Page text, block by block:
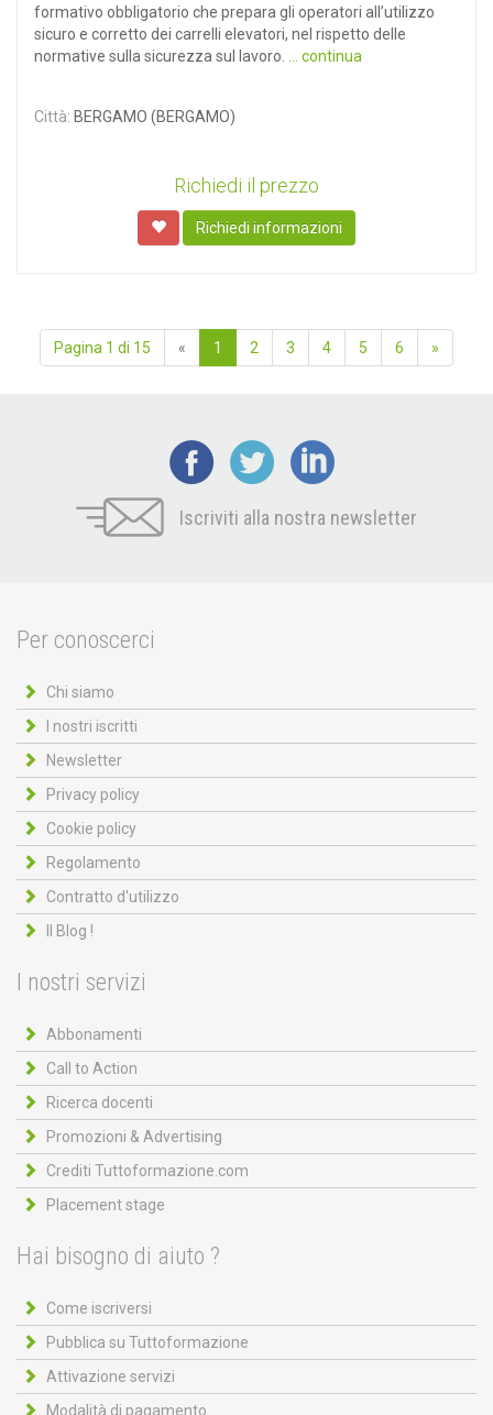
formativo obbligatorio che prepara gli operatori all’utilizzo
sicuro e corretto dei carrelli elevatori, nel rispetto delle
normative sulla sicurezza sul lavoro.
... continua
Città: BERGAMO (BERGAMO)
Richiedi il prezzo
Richiedi informazioni
Pagina 1 di 15 « 1 2 3 4 5 6 »
Iscriviti alla nostra newsletter
Per conoscerci
Chi siamo
I nostri iscritti
Newsletter
Privacy policy
Cookie policy
Regolamento
Contratto d'utilizzo
Il Blog !
I nostri servizi
Abbonamenti
Call to Action
Ricerca docenti
Promozioni & Advertising
Crediti Tuttoformazione.com
Placement stage
Hai bisogno di aiuto ?
Come iscriversi
Pubblica su Tuttoformazione
Attivazione servizi
Modalità di pagamento